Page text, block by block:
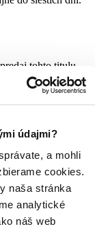
údajmi?
a mohli
cookies.
naša stránka
analytické
náš web
tohto titulu
:-(
a je vo
a novou by ste
ktorá môže
máme však už
preto je
Ak ho chcete mať,